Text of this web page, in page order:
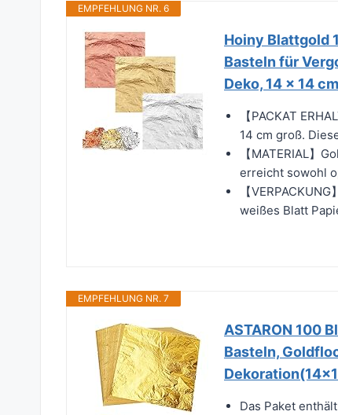
EMPFEHLUNG NR. 6
Hoiny Blattgold
Basteln für
Deko, 14 x 14 cm
【PACKAT
14 cm groß.
【MATERIAL】
erreicht sowohl
【
weißes Blatt
EMPFEHLUNG NR. 7
ASTARON 100
Basteln,
Das Paket